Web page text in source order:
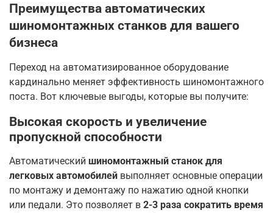
Преимущества автоматических
шиномонтажных станков для вашего
бизнеса
Переход на автоматизированное оборудование
кардинально меняет эффективность шиномонтажного
поста. Вот ключевые выгоды, которые вы получите:
Высокая скорость и увеличение
пропускной способности
Автоматический шиномонтажный станок для
легковых автомобилей выполняет основные операции
по монтажу и демонтажу по нажатию одной кнопки
или педали. Это позволяет в 2-3 раза сократить время